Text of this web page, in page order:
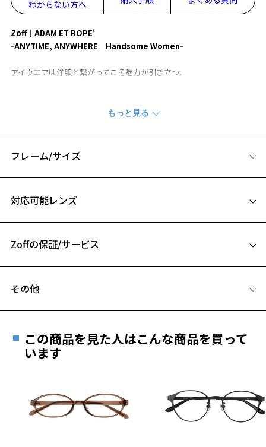
お気に入りに追加済です。
お気に入りリストは
わからない方へ
Zoff｜ADAM ET ROPE'
-ANYTIME, ANYWHERE Handsome Women-
アイウエアは洋服と繋がってこそ魅力が引き立つ。
アイテムに見立て、アイウエアを通してそれぞれのスタイリングを表
＃02 SET UP
シンプルな中にさりげない女性らしさで着こなし自在な1本。
Styling Point
テンプルにはメタル素材を組み合わせ、軽やかで繊細な印象に。
甘さを抑え洗練した印象にアップデート。
Zoff ｜ADAM ET ROPE' 特設ページをみる
フレーム/サイズ
B ブリッジ(鼻部分)の横幅：22mm
対応可能レンズ
フレームとレンズの合計料金を知りたい方へ
Zoffの保証/サービス
安心1 フレーム１年間品質保証
きます。
※保証期間内に交換が行われた場合、保証期間は初期の期間から
その他
ご希望のお客さまは、「レンズ交換券」をお選びのうえ、
最寄りのZoff実店舗にてレンズをお買い求めください。
※サングラスやパッケージ品では「レンズ交換券」はお選び
談ください。
この商品を見た人はこんな商品を買って
います